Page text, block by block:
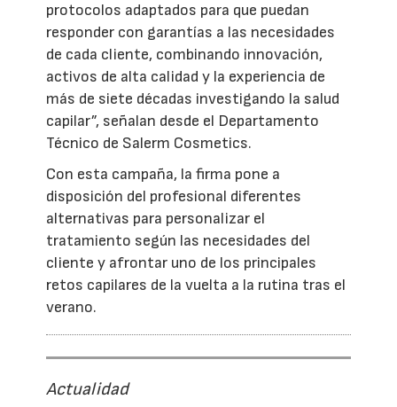
protocolos adaptados para que puedan
responder con garantías a las necesidades
de cada cliente, combinando innovación,
activos de alta calidad y la experiencia de
más de siete décadas investigando la salud
capilar”, señalan desde el Departamento
Técnico de Salerm Cosmetics.
Con esta campaña, la firma pone a
disposición del profesional diferentes
alternativas para personalizar el
tratamiento según las necesidades del
cliente y afrontar uno de los principales
retos capilares de la vuelta a la rutina tras el
verano.
Actualidad